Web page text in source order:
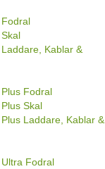
Kablar &
Fodral
Skal
Laddare, Kablar &
Fodral